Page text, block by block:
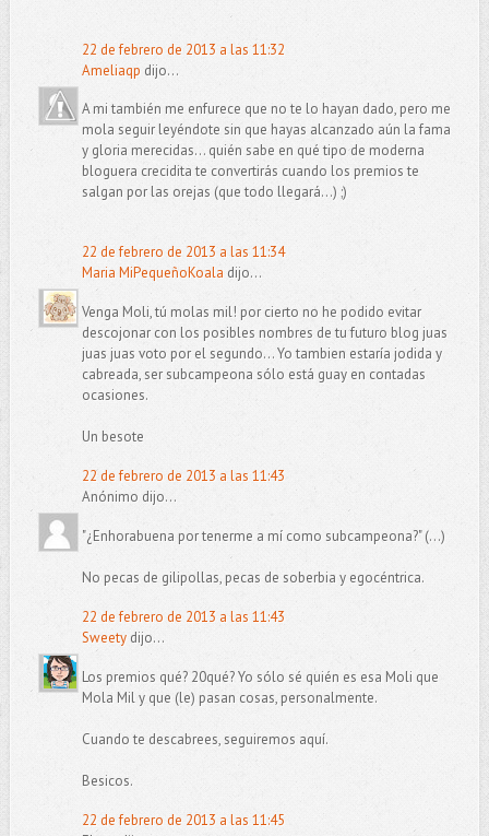
22 de febrero de 2013 a las 11:32
Ameliaqp dijo...
A mi también me enfurece que no te lo hayan dado, pero me
mola seguir leyéndote sin que hayas alcanzado aún la fama
y gloria merecidas... quién sabe en qué tipo de moderna
bloguera crecidita te convertirás cuando los premios te
salgan por las orejas (que todo llegará...) ;)
22 de febrero de 2013 a las 11:34
Maria MiPequeñoKoala dijo...
Venga Moli, tú molas mil! por cierto no he podido evitar
descojonar con los posibles nombres de tu futuro blog juas
juas juas voto por el segundo... Yo tambien estaría jodida y
cabreada, ser subcampeona sólo está guay en contadas
ocasiones.
Un besote
22 de febrero de 2013 a las 11:43
Anónimo dijo...
"¿Enhorabuena por tenerme a mí como subcampeona?" (...)
No pecas de gilipollas, pecas de soberbia y egocéntrica.
22 de febrero de 2013 a las 11:43
Sweetydijo...
Los premios qué? 20qué? Yo sólo sé quién es esa Moli que
Mola Mil y que (le) pasan cosas, personalmente.
Cuando te descabrees, seguiremos aquí.
Besicos.
22 de febrero de 2013 a las 11:45